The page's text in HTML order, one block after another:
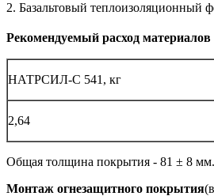
2. Базальтовый
Рекомендуемый расход
НАТРСИЛ-С 541, кг
2,64
Общая толщина покрытия - 81 ± 8 мм.
Монтаж огнезащитного покрытия